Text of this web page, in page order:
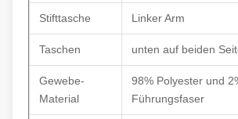
Stifttasche Linker Arm
Taschen unten auf beiden
Gewebe-
Material
98% Polyester und
Führungsfaser